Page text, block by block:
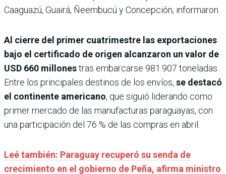
Caaguazú, Guairá, Ñeembucú y Concepción, informaron.
Al cierre del primer cuatrimestre las exportaciones
bajo el certificado de origen alcanzaron un valor de
USD 660 millonestras embarcarse 981.907 toneladas.
Entre los principales destinos de los envíos, se destacó
el continente americano, que siguió liderando como
primer mercado de las manufacturas paraguayas, con
una participación del 76 % de las compras en abril.
Leé también: Paraguay recuperó su senda de
crecimiento en el gobierno de Peña, afirma ministro